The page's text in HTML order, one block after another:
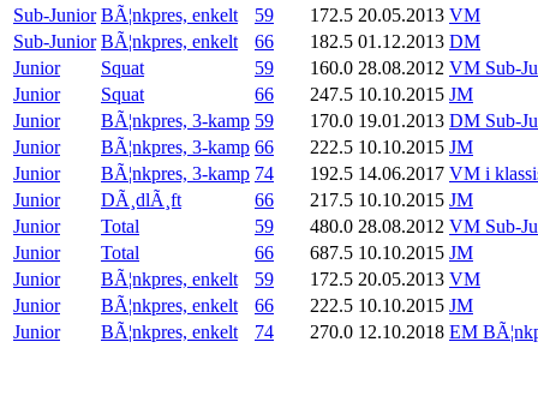
Sub-Junior BÃ¦nkpres, enkelt 59 172.5 20.05.2013 VM
Sub-Junior BÃ¦nkpres, enkelt 66 182.5 01.12.2013 DM
Junior
Squat 59 160.0 28.08.2012 VM Sub-
Junior
Squat 66 247.5 10.10.2015 JM
Junior
BÃ¦nkpres, 3-kamp 59 170.0 19.01.2013 DM Sub-
Junior
BÃ¦nkpres, 3-kamp 66 222.5 10.10.2015 JM
Junior
BÃ¦nkpres, 3-kamp 74 192.5 14.06.2017 VM i
Junior
DÃ¸dlÃ¸ft 66 217.5 10.10.2015 JM
Junior
Total 59 480.0 28.08.2012 VM Sub-
Junior
Total 66 687.5 10.10.2015 JM
Junior
BÃ¦nkpres, enkelt 59 172.5 20.05.2013 VM
Junior
BÃ¦nkpres, enkelt 66 222.5 10.10.2015 JM
Junior
BÃ¦nkpres, enkelt 74 270.0 12.10.2018 EM